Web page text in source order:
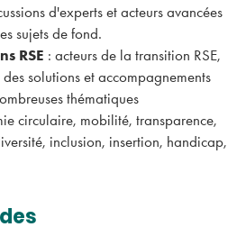
d'experts et acteurs avancées
sujets de fond.
RSE : acteurs de la transition RSE,
solutions et accompagnements
thématiques
circulaire, mobilité, transparence,
inclusion, insertion, handicap,